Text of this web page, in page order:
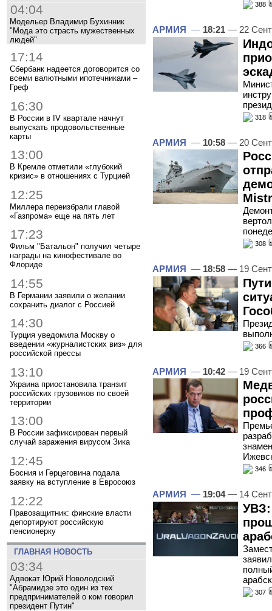
04:04
Модельер Владимир Бухинник
"Мода это страсть мужественных
людей"
17:14
Сбербанк надеется договорится со
всеми валютными ипотечниками –
Греф
16:30
В России в IV квартале начнут
выпускать продовольственные
карты
13:00
В Кремле отметили «глубокий
кризис» в отношениях с Турцией
12:25
Миллера переизбрали главой
«Газпрома» еще на пять лет
17:23
Фильм "Батальон" получил четыре
награды на кинофестивале во
Флориде
14:55
В Германии заявили о желании
сохранить диалог с Россией
14:30
Турция уведомила Москву о
введении «журналистских виз» для
российской прессы
13:10
Украина приостановила транзит
российских грузовиков по своей
территории
13:00
В России зафиксирован первый
случай заражения вирусом Зика
12:45
Босния и Герцеговина подала
заявку на вступление в Евросоюз
12:22
Правозащитник: финские власти
депортируют российскую
пенсионерку
ГЛАВНАЯ НОВОСТЬ
03:34
Адвокат Юрий Новолодский
"Абрамидзе это один из тех
предпринимателей о ком говорил
президент Путин"
388
АРМИЯ — 18:21 — 22
318
АРМИЯ — 10:58 — 20
308
АРМИЯ — 18:58 — 19
366
АРМИЯ — 10:42 — 19
346
АРМИЯ — 19:04— 14
УВЗ:
307